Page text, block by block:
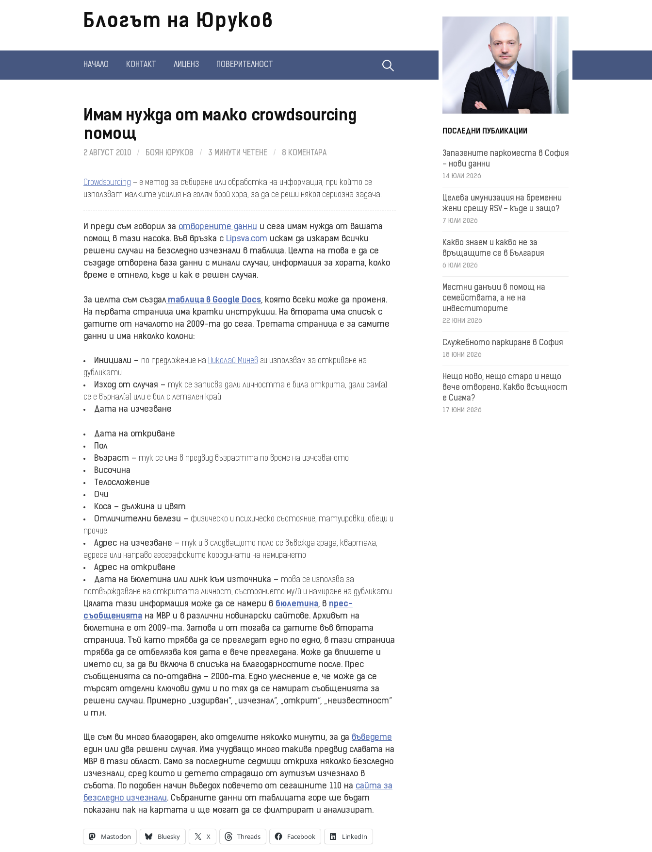
Блогът на Юруков
НАЧАЛО КОНТАКТ ЛИЦЕНЗ ПОВЕРИТЕЛНОСТ Търсене
Имам нужда от малко crowdsourcing
помощ
2 АВГУСТ 2010 / БОЯН ЮРУКОВ / 3 МИНУТИ ЧЕТЕНЕ / 8 КОМЕНТАРА
Crowdsourcing – е метод за събиране или обработка на информация, при който се
използват малките усилия на голям брой хора, за да се реши някоя сериозна задача.
И преди съм говорил за отворените данни и сега имам нужда от вашата
помощ в тази насока. Във връзка с Lipsva.com искам да изкарам всички
решени случаи на безследно изчезнали в таблица. Целта на това е да се
създаде отворена база данни с минали случаи, информация за хората, колко
време е отнело, къде и как е решен случая.
За целта съм създалтаблица в Google Docs, която всеки може да променя.
На първата страница има кратки инструкции. На втората има списък с
датите от началото на 2009-та до сега. Третата страница е за самите
данни и има няколко колони:
Инициали – по предложение на Николай Минев ги използвам за откриване на
дубликати
Изход от случая – тук се записва дали личността е била открита, дали сам(а)
се е върнал(а) или е бил с летален край
Дата на изчезване
Дата на откриване
Пол
Възраст – тук се има в предвид възрастта по време на изчезването
Височина
Телосложение
Очи
Коса – дължина и цвят
Отличителни белези – физическо и психическо състояние, татуировки, обеци и
прочие.
Адрес на изчезване – тук и в следващото поле се въвежда града, квартала,
адреса или направо географските координати на намирането
Адрес на откриване
Дата на бюлетина или линк към източника – това се използва за
потвърждаване на откритата личност, състоянието му/й и намиране на дубликати
Цялата тази информация може да се намери в бюлетина, в прес-
съобщенията на МВР и в различни новинарски сайтове. Архивът на
бюлетина е от 2009-та. Затова и от тогава са датите във втората
страница. Тъй като трябва да се прегледат едно по едно, в тази страница
трябва да се отбелязва коя дата е вече прегледана. Може да впишете и
името си, за да ви включа в списъка на благодарностите после. Прес
съобщенията са по-отдавна – 2006-та. Едно улеснение е, че може да се
търсят отделни ключови думи и по тях да се намират съобщенията за
решени случаи. Примерно „издирван“, „изчезнал“, „открит“, „неизвестност“
и т.н.
Ще съм ви много благодарен, ако отделите няколко минути, за да въведете
един или два решени случая. Има учудващо много такива предвид славата на
МВР в тази област. Само за последните седмици откриха няколко безследно
изчезнали, сред които и детето страдащо от аутизъм изчезнало в
събота. По подобен начин въведох повечето от сегашните 110 на сайта за
безследно изчезнали. Събраните данни от таблицата горе ще бъдат
показани пак на картата и ще могат да се филтрират и анализират.
Mastodon Bluesky X Threads Facebook LinkedIn
ПОСЛЕДНИ ПУБЛИКАЦИИ
Запазените паркоместа в София
– нови данни
14 ЮЛИ 2026
Целева имунизация на бременни
жени срещу RSV – къде и защо?
7 ЮЛИ 2026
Какво знаем и какво не за
връщащите се в България
6 ЮЛИ 2026
Местни данъци в помощ на
семействата, а не на
инвеститорите
22 ЮНИ 2026
Служебното паркиране в София
18 ЮНИ 2026
Нещо ново, нещо старо и нещо
вече отворено. Какво всъщност
е Сигма?
17 ЮНИ 2026